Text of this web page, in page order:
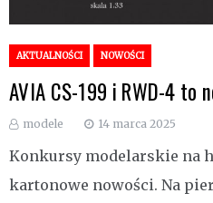
AKTUALNOŚCI NOWOŚCI
AVIA CS-199 i RWD-4 to
modele 14 marca 2025
Konkursy modelarskie na
kartonowe nowości. Na